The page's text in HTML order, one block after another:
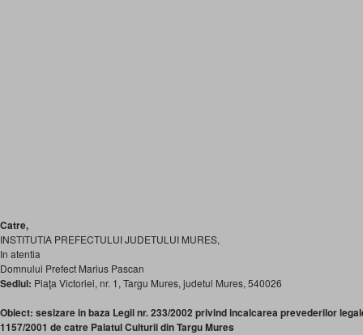
Catre,
INSTITUTIA PREFECTULUI JUDETULUI MURES,
In atentia
Domnului Prefect Marius Pascan
Sediul: Piaţa Victoriei, nr. 1, Targu Mures, judetul Mures, 540026
Obiect: sesizare in baza Legii nr. 233/2002 privind incalcarea prevederilor
1157/2001 de catre Palatul Culturii din Targu Mures